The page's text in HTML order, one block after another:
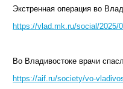
Экстренная операция во
https://vlad.mk.ru/social/2025/
Во Владивостоке врачи
https://aif.ru/society/vo-